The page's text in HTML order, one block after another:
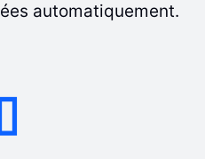
automatiquement.